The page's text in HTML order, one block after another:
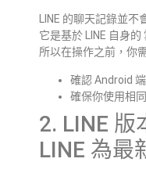
LINE 的聊天記錄並
它是基於 LINE 自身
所以在操作之前，你
確認 Android
確保你使用相
2. LINE 版
LINE 為最